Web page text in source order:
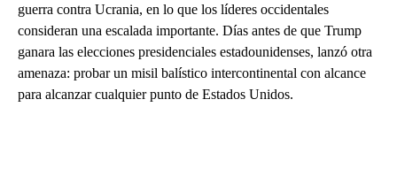
guerra contra Ucrania, en lo que los líderes occidentales
consideran una escalada importante. Días antes de que Trump
ganara las elecciones presidenciales estadounidenses, lanzó otra
amenaza: probar un misil balístico intercontinental con alcance
para alcanzar cualquier punto de Estados Unidos.